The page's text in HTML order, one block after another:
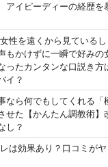
イピーディーの経歴を
性を遠くから見ているし
もかけずに一瞬で好みの
ったカンタンな口説き方
イ？
なら何でもしてくれる「
せた【かんたん調教術】
し？
は効果あり？口コミがヤ